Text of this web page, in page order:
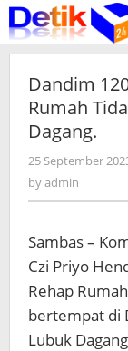
Skip
to
content
Dandim
Rumah
Dagang.
25 September
byadmin
Sambas –
Czi Priyo
Rehap
bertempat di
Lubuk